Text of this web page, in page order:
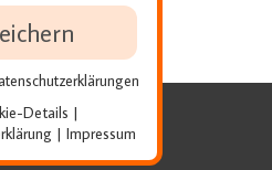
Details |
| Impressum